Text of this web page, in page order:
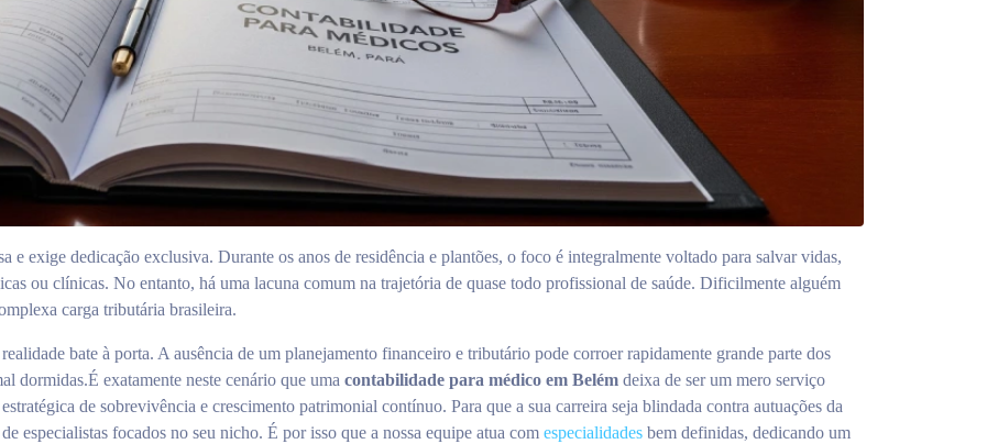
e exige dedicação exclusiva. Durante os anos de residência e plantões, o foco é integralmente voltado para salvar vidas,
ou clínicas. No entanto, há uma lacuna comum na trajetória de quase todo profissional de saúde. Dificilmente alguém
carga tributária brasileira.
bate à porta. A ausência de um planejamento financeiro e tributário pode corroer rapidamente grande parte dos
dormidas.É exatamente neste cenário que uma contabilidade para médico em Belém deixa de ser um mero serviço
de sobrevivência e crescimento patrimonial contínuo. Para que a sua carreira seja blindada contra autuações da
especialistas focados no seu nicho. É por isso que a nossa equipe atua com especialidades bem definidas, dedicando um